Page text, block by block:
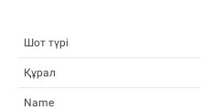
Шот түрі
Құрал
Name